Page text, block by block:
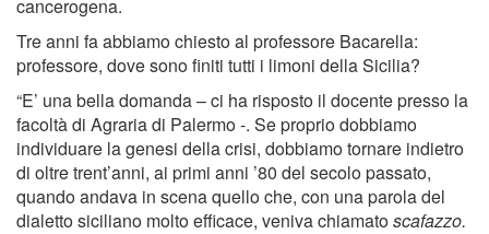
cancerogena.
Tre anni fa abbiamo chiesto al professore Bacarella:
professore, dove sono finiti tutti i limoni della Sicilia?
“E’ una bella domanda – ci ha risposto il docente presso la
facoltà di Agraria di Palermo -. Se proprio dobbiamo
individuare la genesi della crisi, dobbiamo tornare indietro
di oltre trent’anni, ai primi anni ’80 del secolo passato,
quando andava in scena quello che, con una parola del
dialetto siciliano molto efficace, veniva chiamatoscafazzo.